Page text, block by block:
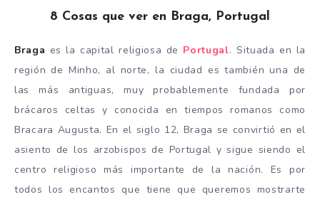
8 Cosas que ver en Braga, Portugal
Braga es la capital religiosa de Portugal. Situada en la
región de Minho, al norte, la ciudad es también una de
las más antiguas, muy probablemente fundada por
brácaros celtas y conocida en tiempos romanos como
Bracara Augusta. En el siglo 12, Braga se convirtió en el
asiento de los arzobispos de Portugal y sigue siendo el
centro religioso más importante de la nación. Es por
todos los encantos que tiene que queremos mostrarte